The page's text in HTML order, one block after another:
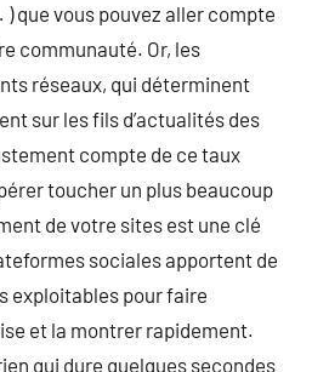
que vous pouvez aller compte
communauté. Or, les
réseaux, qui déterminent
sur les fils d’actualités des
compte de ce taux
toucher un plus beaucoup
de votre sites est une clé
sociales apportent de
exploitables pour faire
et la montrer rapidement.
qui dure quelques secondes